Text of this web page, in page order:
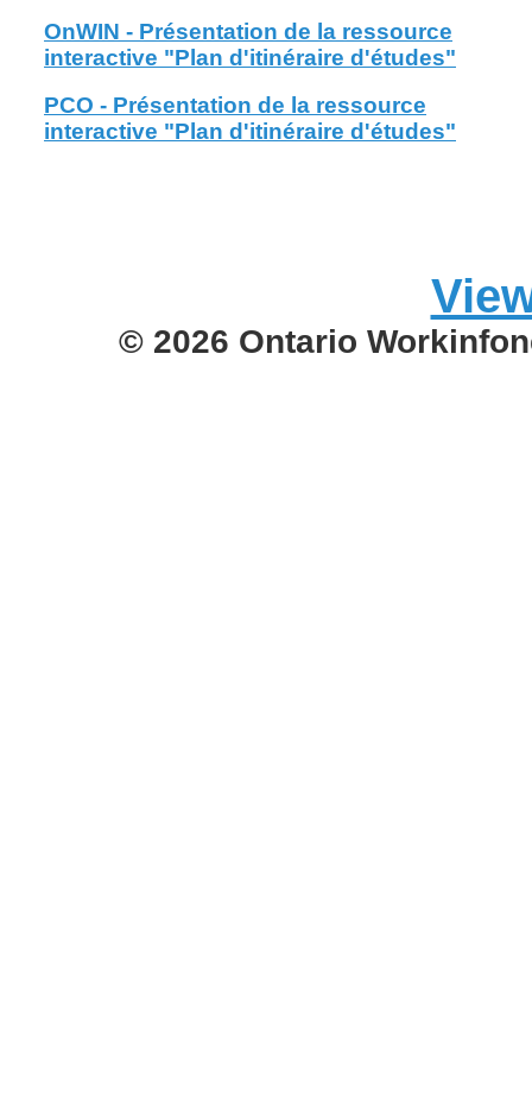
OnWIN - Présentation de la ressource
interactive "Plan d'itinéraire d'études"
PCO - Présentation de la ressource
interactive "Plan d'itinéraire d'études"
© 2026 Ontario